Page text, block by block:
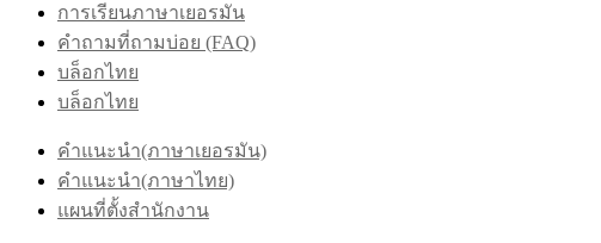
การเรียนภาษาเยอรมัน
คำถามที่ถามบ่อย (FAQ)
บล็อกไทย
บล็อกไทย
คำแนะนำ(ภาษาเยอรมัน)
คำแนะนำ(ภาษาไทย)
แผนที่ตั้งสำนักงาน